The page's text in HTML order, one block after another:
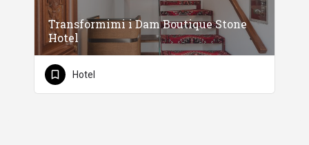
Transformimi i Dam Boutique Stone
Hotel
Hotel